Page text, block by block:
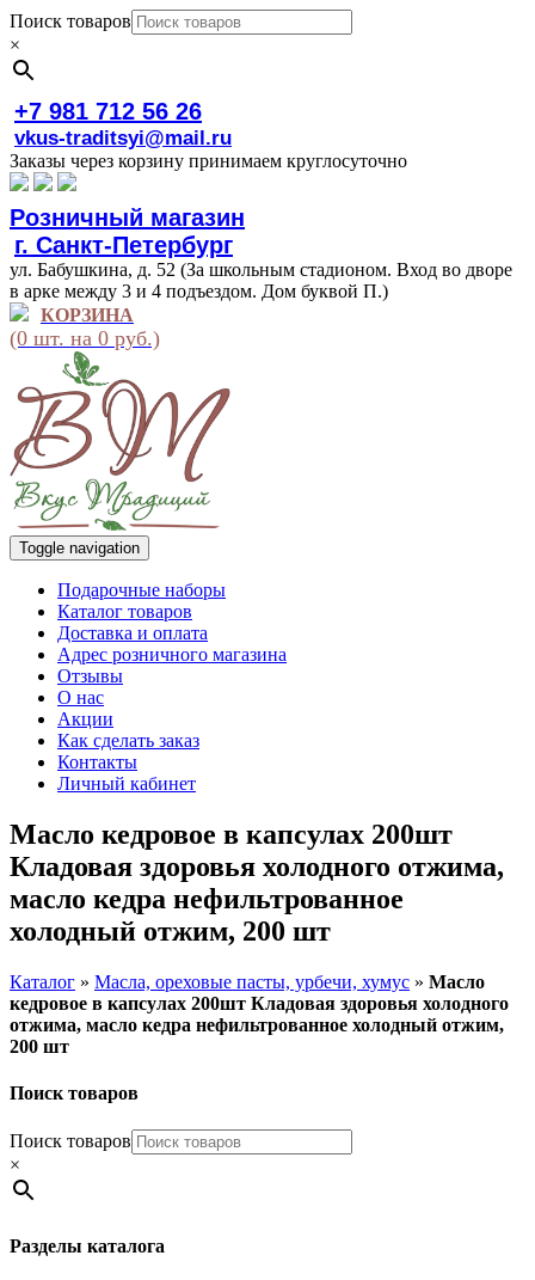
Поиск товаров
×
+7 981 712 56 26
vkus-traditsyi@mail.ru
Заказы через корзину принимаем круглосуточно
Розничный магазин
г. Санкт-Петербург
ул. Бабушкина, д. 52 (За школьным стадионом. Вход во дворе
в арке между 3 и 4 подъездом. Дом буквой П.)
КОРЗИНА
(0 шт. на 0 руб.)
Toggle navigation
Подарочные наборы
Каталог товаров
Доставка и оплата
Адрес розничного магазина
Отзывы
О нас
Акции
Как сделать заказ
Контакты
Личный кабинет
Масло кедровое в капсулах 200шт
Кладовая здоровья холодного отжима,
масло кедра нефильтрованное
холодный отжим, 200 шт
Каталог » Масла, ореховые пасты, урбечи, хумус » Масло
кедровое в капсулах 200шт Кладовая здоровья холодного
отжима, масло кедра нефильтрованное холодный отжим,
200 шт
Поиск товаров
Поиск товаров
×
Разделы каталога